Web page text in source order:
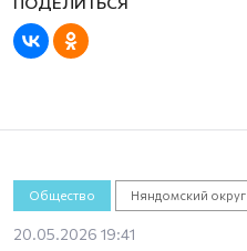
Общество Няндомский округ
20.05.2026 19:41